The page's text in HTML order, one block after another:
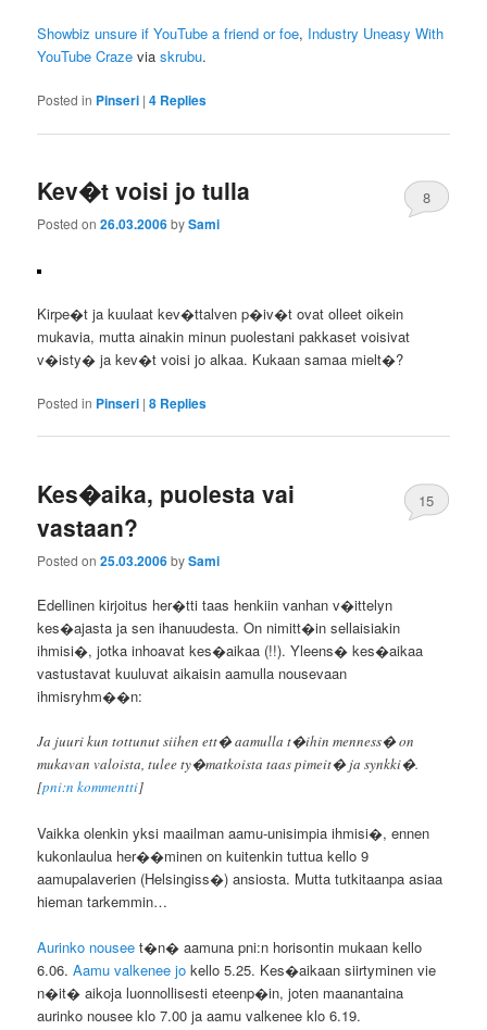
Showbiz unsure if YouTube a friend or foe, Industry Uneasy With
YouTube Craze viaskrubu.
Posted in Pinseri |4 Replies
Kev�t voisi jo tulla
Posted on26.03.2006bySami
8
Kirpe�t ja kuulaat kev�ttalven p�iv�t ovat olleet oikein
mukavia, mutta ainakin minun puolestani pakkaset voisivat
v�isty� ja kev�t voisi jo alkaa. Kukaan samaa mielt�?
Posted in Pinseri |8 Replies
Kes�aika, puolesta vai
vastaan?
Posted on25.03.2006bySami
15
Edellinen kirjoitus her�tti taas henkiin vanhan v�ittelyn
kes�ajasta ja sen ihanuudesta. On nimitt�in sellaisiakin
ihmisi�, jotka inhoavat kes�aikaa (!!). Yleens� kes�aikaa
vastustavat kuuluvat aikaisin aamulla nousevaan
ihmisryhm��n:
Ja juuri kun tottunut siihen ett� aamulla t�ihin menness� on
mukavan valoista, tulee ty�matkoista taas pimeit� ja synkki�.
[pni:n kommentti]
Vaikka olenkin yksi maailman aamu-unisimpia ihmisi�, ennen
kukonlaulua her��minen on kuitenkin tuttua kello 9
aamupalaverien (Helsingiss�) ansiosta. Mutta tutkitaanpa asiaa
hieman tarkemmin…
Aurinko nousee t�n� aamuna pni:n horisontin mukaan kello
6.06.Aamu valkenee jo kello 5.25. Kes�aikaan siirtyminen vie
n�it� aikoja luonnollisesti eteenp�in, joten maanantaina
aurinko nousee klo 7.00 ja aamu valkenee klo 6.19.